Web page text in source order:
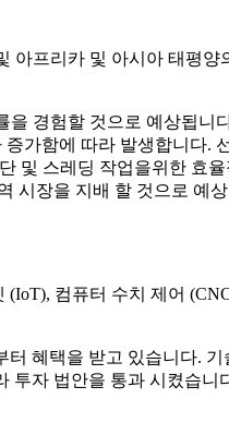
아프리카 및 아시아 태평양
경험할 것으로 예상됩니
가함에 따라 발생합니다.
및 스레딩 작업을위한 효율
시장을 지배 할 것으로 예
컴퓨터 수치 제어
혜택을 받고 있습니다.
투자 법안을 통과 시켰습니